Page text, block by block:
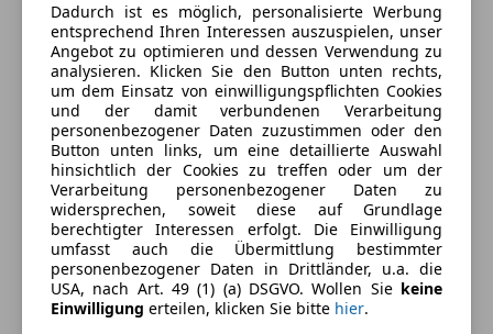
Komfort
Armlehne
Einparkhilfe
Einparkhilfe Rückfahrkamera
Einparkhilfe selbstlenkendes System
Einparkhilfe Sensoren hinten
Einparkhilfe Sensoren vorne
Elektrische Heckklappe
Elektrische Seitenspiegel
Getönte Scheiben
Mehr anzeigen
Farbe und Innenausstattung
Außenfarbe
Weiß
Farbe laut Hersteller
Polarweiß
Lackierung
Andere
Farbe der
Innenausstattung
Sonstige
Dadurch ist es möglich, personalisierte Werbung
entsprechend Ihren Interessen auszuspielen, unser
Angebot zu optimieren und dessen Verwendung zu
analysieren. Klicken Sie den Button unten rechts,
um dem Einsatz von einwilligungspflichten Cookies
und der damit verbundenen Verarbeitung
personenbezogener Daten zuzustimmen oder den
Button unten links, um eine detaillierte Auswahl
hinsichtlich der Cookies zu treffen oder um der
Verarbeitung personenbezogener Daten zu
widersprechen, soweit diese auf Grundlage
berechtigter Interessen erfolgt. Die Einwilligung
umfasst auch die Übermittlung bestimmter
personenbezogener Daten in Drittländer, u.a. die
USA, nach Art. 49 (1) (a) DSGVO. Wollen Sie keine
Einwilligung erteilen, klicken Sie bitte hier.